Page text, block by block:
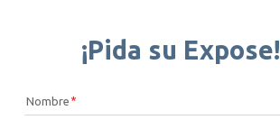
¡Pida su Expose!
Nombre